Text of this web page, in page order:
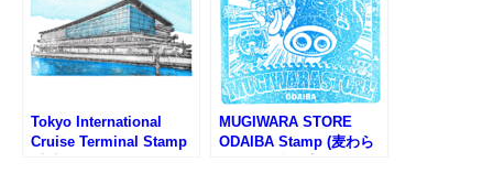
Tokyo International
Cruise Terminal Stamp
MUGIWARA STORE
ODAIBA Stamp (麦わら